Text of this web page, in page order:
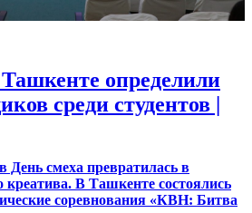
определили
среди студентов |
День смеха превратилась в
креатива. В Ташкенте состоялись
соревнования «КВН: Битва